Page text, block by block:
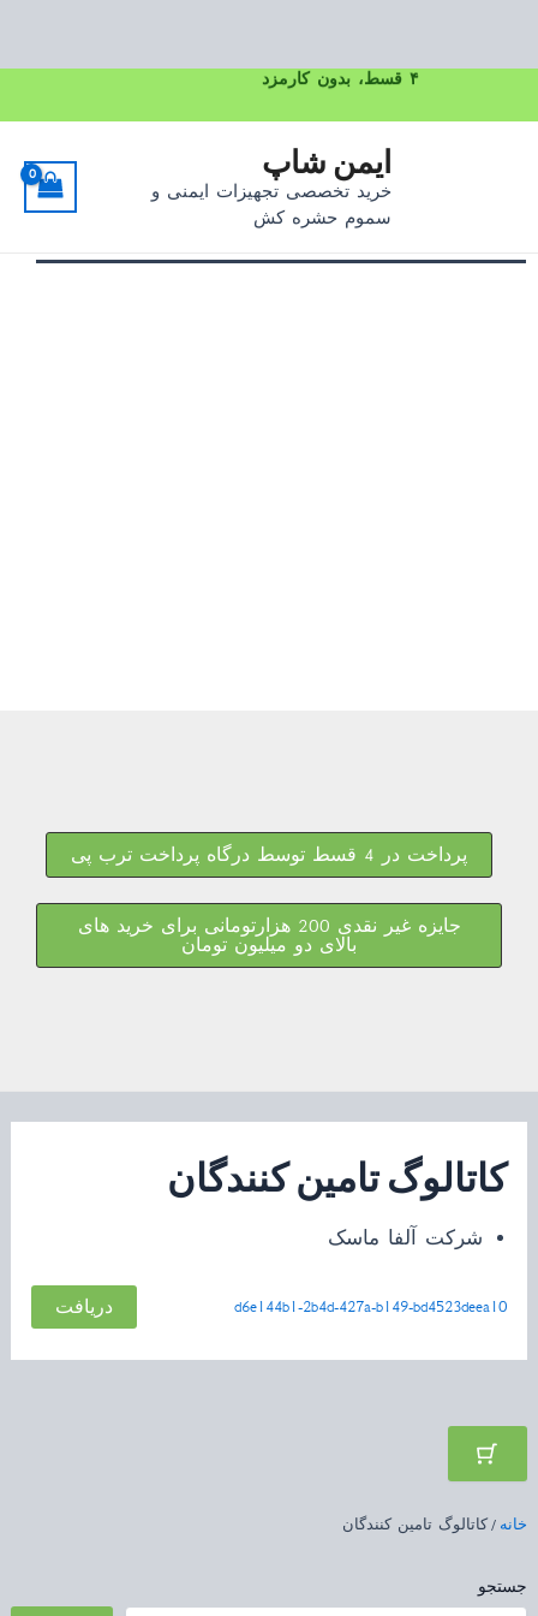
به
ایمن شاپ
خرید تخصصی تجهیزات ایمنی و
سموم حشره کش
پرداخت در 4 قسط توسط درگاه پرداخت ترب پی
جایزه غیر نقدی 200 هزارتومانی برای خرید های
بالای دو میلیون تومان
خانه / کاتالوگ تامین کنندگان
جستجو
کاتالوگ تامین کنندگان
شرکت آلفا ماسک
d6e144b1-2b4d-427a-b149-bd4523deea10 دریافت